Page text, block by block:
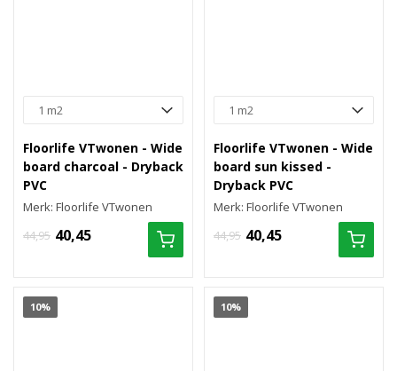
Floorlife VTwonen - Wide
board charcoal - Dryback
PVC
Merk: Floorlife VTwonen
44,95 40,45
Floorlife VTwonen - Wide
board sun kissed -
Dryback PVC
Merk: Floorlife VTwonen
44,95 40,45
10% 10%